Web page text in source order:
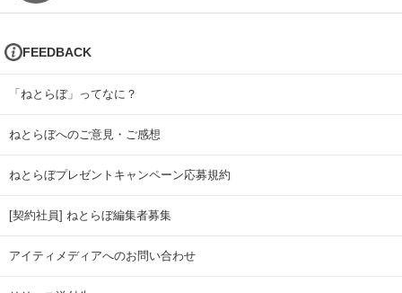
FEEDBACK
「ねとらぼ」ってなに？
ねとらぼへのご意見・ご感想
ねとらぼプレゼントキャンペーン応募規約
[契約社員] ねとらぼ編集者募集
アイティメディアへのお問い合わせ